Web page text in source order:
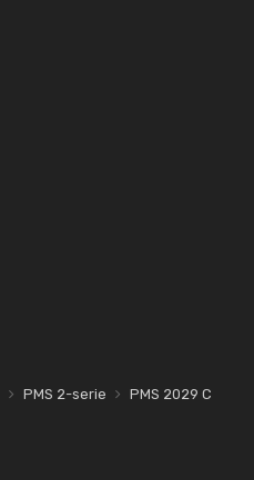
PMS 2-serie PMS 2029 C